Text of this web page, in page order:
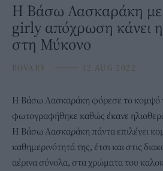
Η Βάσω Λασκαράκη με
girly απόχρωση κάνει
στη Μύκονο
BOVARY ⸻ 12 AUG 2022
Η Βάσω Λασκαράκη φόρεσε το κομψό
φωτογραφήθηκε καθώς έκανε
Η Βάσω Λασκαράκη πάντα επιλέγει
καθημερινότητά της, έτσι και στις
αέρινα σύνολα, στα χρώματα του